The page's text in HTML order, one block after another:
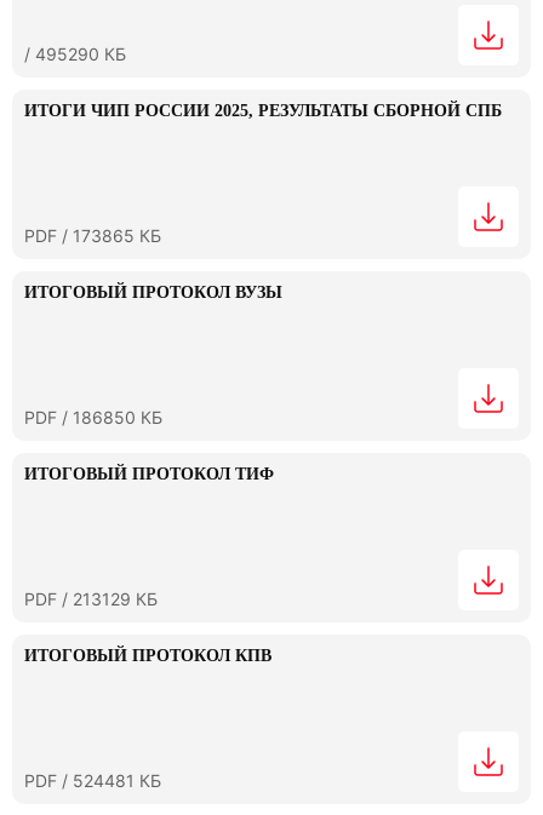
/ 495290 КБ
ИТОГИ ЧИП РОССИИ 2025, РЕЗУЛЬТАТЫ СБОРНОЙ СПБ
PDF / 173865 КБ
ИТОГОВЫЙ ПРОТОКОЛ ВУЗЫ
PDF / 186850 КБ
ИТОГОВЫЙ ПРОТОКОЛ ТИФ
PDF / 213129 КБ
ИТОГОВЫЙ ПРОТОКОЛ КПВ
PDF / 524481 КБ